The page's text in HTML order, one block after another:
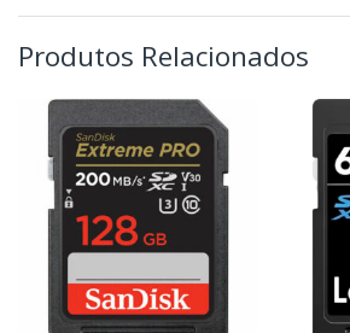
Produtos Relacionados